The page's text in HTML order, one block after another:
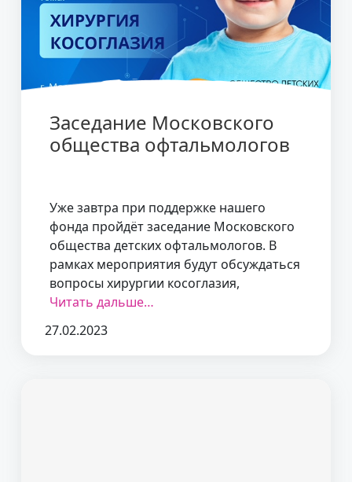
Заседание Московского
общества офтальмологов
Уже завтра при поддержке нашего
фонда пройдёт заседание Московского
общества детских офтальмологов. В
рамках мероприятия будут обсуждаться
вопросы хирургии косоглазия,
Читать дальше…
27.02.2023